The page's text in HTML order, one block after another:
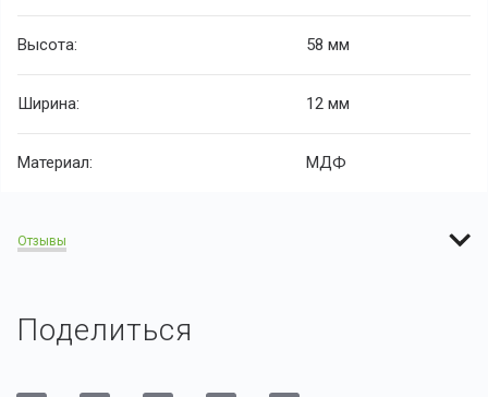
Высота: 58 мм
Ширина: 12 мм
Материал: МДФ
Отзывы
Поделиться